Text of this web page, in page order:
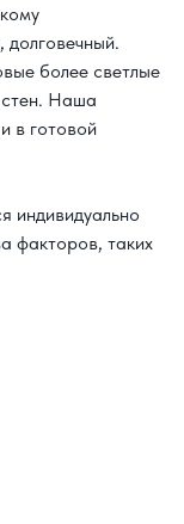
более светлые
стен. Наша
в готовой
индивидуально
факторов, таких